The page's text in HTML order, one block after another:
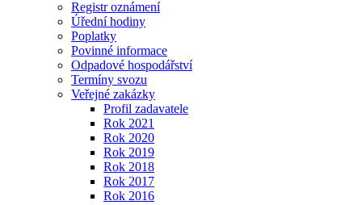
Registr oznámení
Úřední hodiny
Poplatky
Povinné informace
Odpadové hospodářství
Termíny svozu
Veřejné zakázky
Profil zadavatele
Rok 2021
Rok 2020
Rok 2019
Rok 2018
Rok 2017
Rok 2016